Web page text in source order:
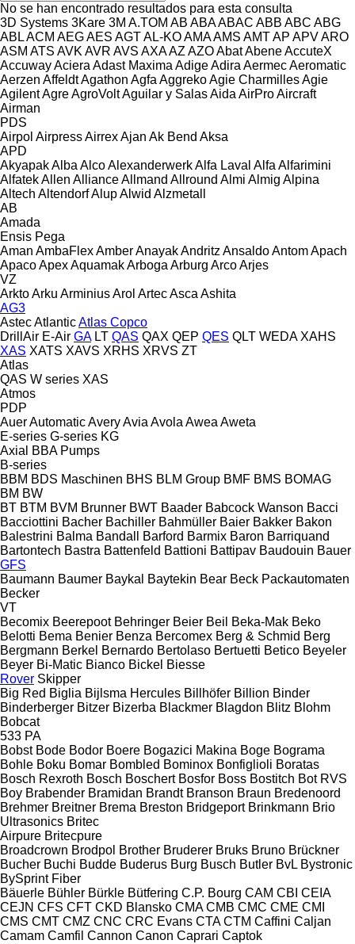
No se han encontrado resultados para esta consulta
3D Systems 3Kare 3M A.TOM AB ABAABAC ABB ABC ABG
ABLACM AEGAES AGTAL-KOAMAAMS AMTAP APVARO
ASM ATS AVK AVR AVS AXAAZ AZOAbatAbeneAccuteX
AccuwayAciera Adast Maxima AdigeAdira AermecAeromatic
Aerzen AffeldtAgathon Agfa AggrekoAgie CharmillesAgie
AgilentAgreAgroVoltAguilar y SalasAida AirProAircraft
Airman
PDS
Airpol AirpressAirrexAjan Ak Bend Aksa
APD
AkyapakAlba AlcoAlexanderwerkAlfa Laval Alfa Alfarimini
AlfatekAllen AllianceAllmand Allround Almi Almig Alpina
Altech AltendorfAlupAlwid Alzmetall
AB
Amada
Ensis Pega
Aman AmbaFlexAmberAnayakAndritz AnsaldoAntomApach
ApacoApexAquamakArboga Arburg ArcoArjes
VZ
ArktoArku ArminiusArol ArtecAsca Ashita
AG3
AstecAtlanticAtlas Copco
DrillAir E-Air GA LT QAS QAX QEP QES QLT WEDA XAHS
XAS XATS XAVS XRHS XRVS ZT
Atlas
QAS W series XAS
Atmos
PDP
AuerAutomaticAveryAvia Avola Awea Aweta
E-series G-series KG
Axial
BBA Pumps
B-series
BBM BDS Maschinen BHS BLM Group BMF BMS BOMAG
BM BW
BT BTM BVM Brunner BWT Baader Babcock Wanson Bacci
Bacciottini Bacher Bachiller Bahmüller Baier Bakker Bakon
Balestrini Balma Bandall Barford Barmix Baron Barriquand
Bartontech Bastra Battenfeld Battioni Battipav Baudouin Bauer
GFS
Baumann Baumer Baykal Baytekin Bear Beck Packautomaten
Becker
VT
Becomix Beerepoot Behringer Beier Beil Beka-Mak Beko
Belotti Bema Benier Benza Bercomex Berg & Schmid Berg
Bergmann Berkel Bernardo Bertolaso Bertuetti Betico Beyeler
Beyer Bi-Matic Bianco Bickel Biesse
Rover Skipper
Big Red Biglia Bijlsma Hercules Billhöfer Billion Binder
Binderberger Bitzer Bizerba Blackmer Blagdon Blitz Blohm
Bobcat
533 PA
Bobst Bode Bodor Boere Bogazici Makina Boge Bograma
Bohle Boku Bomar Bombled Bominox Bonfiglioli Boratas
Bosch Rexroth Bosch Boschert Bosfor Boss Bostitch Bot RVS
Boy Brabender Bramidan Brandt Branson Braun Bredenoord
Brehmer Breitner Brema Breston Bridgeport Brinkmann Brio
Ultrasonics Britec
Airpure Britecpure
Broadcrown Brodpol Brother Bruderer Bruks Bruno Brückner
Bucher Buchi Budde Buderus Burg Busch Butler BvL Bystronic
BySprint Fiber
Bäuerle Bühler Bürkle Bütfering C.P. Bourg CAM CBI CEIA
CEJN CFS CFT CKD Blansko CMA CMB CMC CME CMI
CMS CMT CMZ CNC CRC Evans CTA CTM Caffini Caljan
Camam Camfil Cannon Canon Caprari Captok